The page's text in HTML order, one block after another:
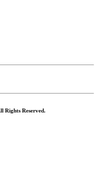
Rights Reserved.